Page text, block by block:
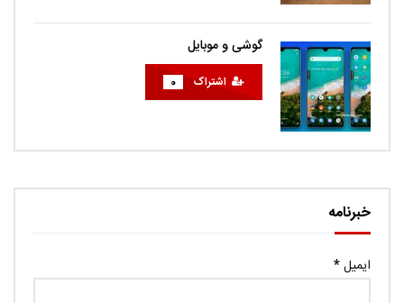
گوشی و موبایل
اشتراک 0
خبرنامه
ایمیل*